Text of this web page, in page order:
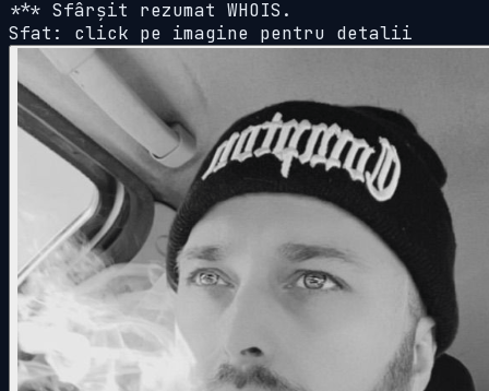
*** Sfârșit rezumat WHOIS.
Sfat: click pe imagine pentru detalii